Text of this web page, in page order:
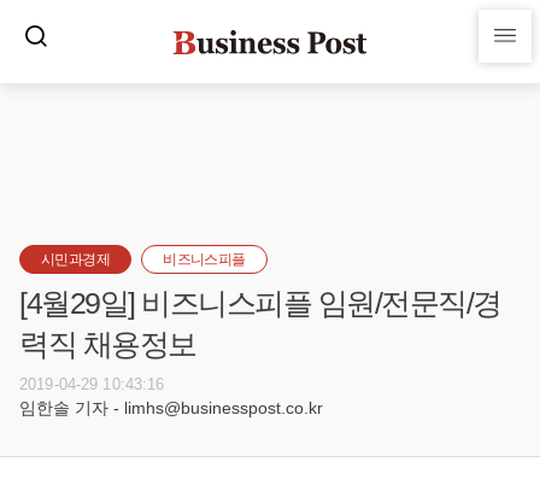
시민과경제 비즈니스피플
[4월29일] 비즈니스피플 임원/전문직/경
력직 채용정보
2019-04-29 10:43:16
임한솔 기자 - limhs@businesspost.co.kr